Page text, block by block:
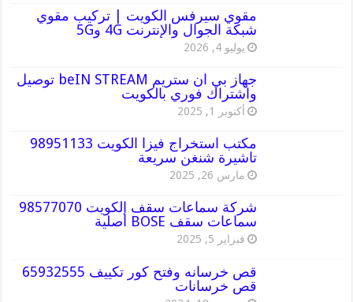
مقوي سيرفس الكويت | تركيب مقوي
شبكة الجوال والإنترنت 4G و5G
يوليو 4, 2026
جهاز بي ان ستريم beIN STREAM توصيل
واشتراك فوري بالكويت
أكتوبر 1, 2025
مكتب استخراج فيزا الكويت 98951133
تاشيرة شنغن سريعة
مارس 26, 2025
شركة سماعات سقف الكويت 98577070
سماعات سقف BOSE أصلية
فبراير 5, 2025
قص خرسانه وفتح كور تكييف 65932555
قص خرسانات